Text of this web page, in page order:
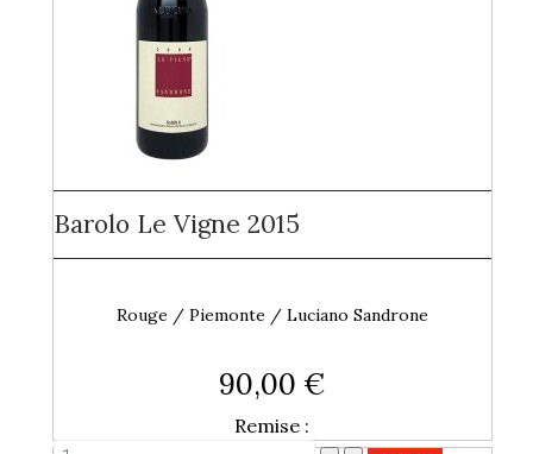
Barolo Le Vigne 2015
Rouge / Piemonte / Luciano Sandrone
90,00 €
Remise :